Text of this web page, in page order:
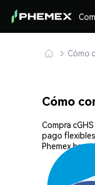
Cómo
Cómo
Compra
pago
Phemex